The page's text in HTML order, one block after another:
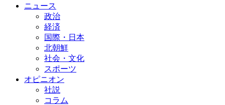
ニュース
政治
経済
国際・日本
北朝鮮
社会・文化
スポーツ
オピニオン
社説
コラム